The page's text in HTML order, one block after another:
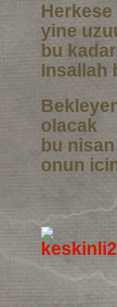
Herkese
yine
bu
Insallah
olacak
bu
onun